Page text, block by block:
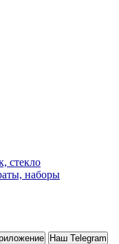
стекло
наборы
Наш Telegram